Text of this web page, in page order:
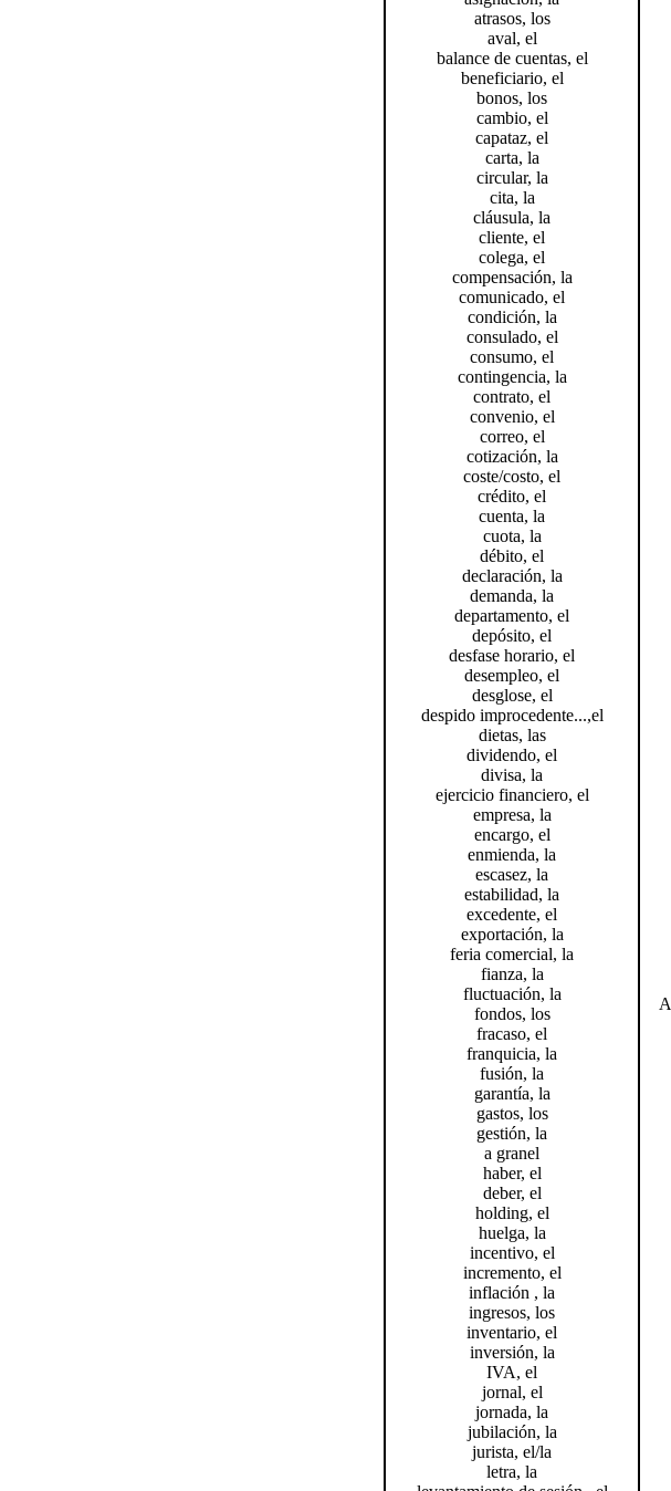
atrasos, los
aval, el
balance de cuentas, el
beneficiario, el
bonos, los
cambio, el
capataz, el
carta, la
circular, la
cita, la
cláusula, la
cliente, el
colega, el
compensación, la
comunicado, el
condición, la
consulado, el
consumo, el
contingencia, la
contrato, el
convenio, el
correo, el
cotización, la
coste/costo, el
crédito, el
cuenta, la
cuota, la
débito, el
declaración, la
demanda, la
departamento, el
depósito, el
desfase horario, el
desempleo, el
desglose, el
despido improcedente...,el
dietas, las
dividendo, el
divisa, la
ejercicio financiero, el
empresa, la
encargo, el
enmienda, la
escasez, la
estabilidad, la
excedente, el
exportación, la
feria comercial, la
fianza, la
fluctuación, la
fondos, los
fracaso, el
franquicia, la
fusión, la
garantía, la
gastos, los
gestión, la
a granel
haber, el
deber, el
holding, el
huelga, la
incentivo, el
incremento, el
inflación , la
ingresos, los
inventario, el
inversión, la
IVA, el
jornal, el
jornada, la
jubilación, la
jurista, el/la
letra, la